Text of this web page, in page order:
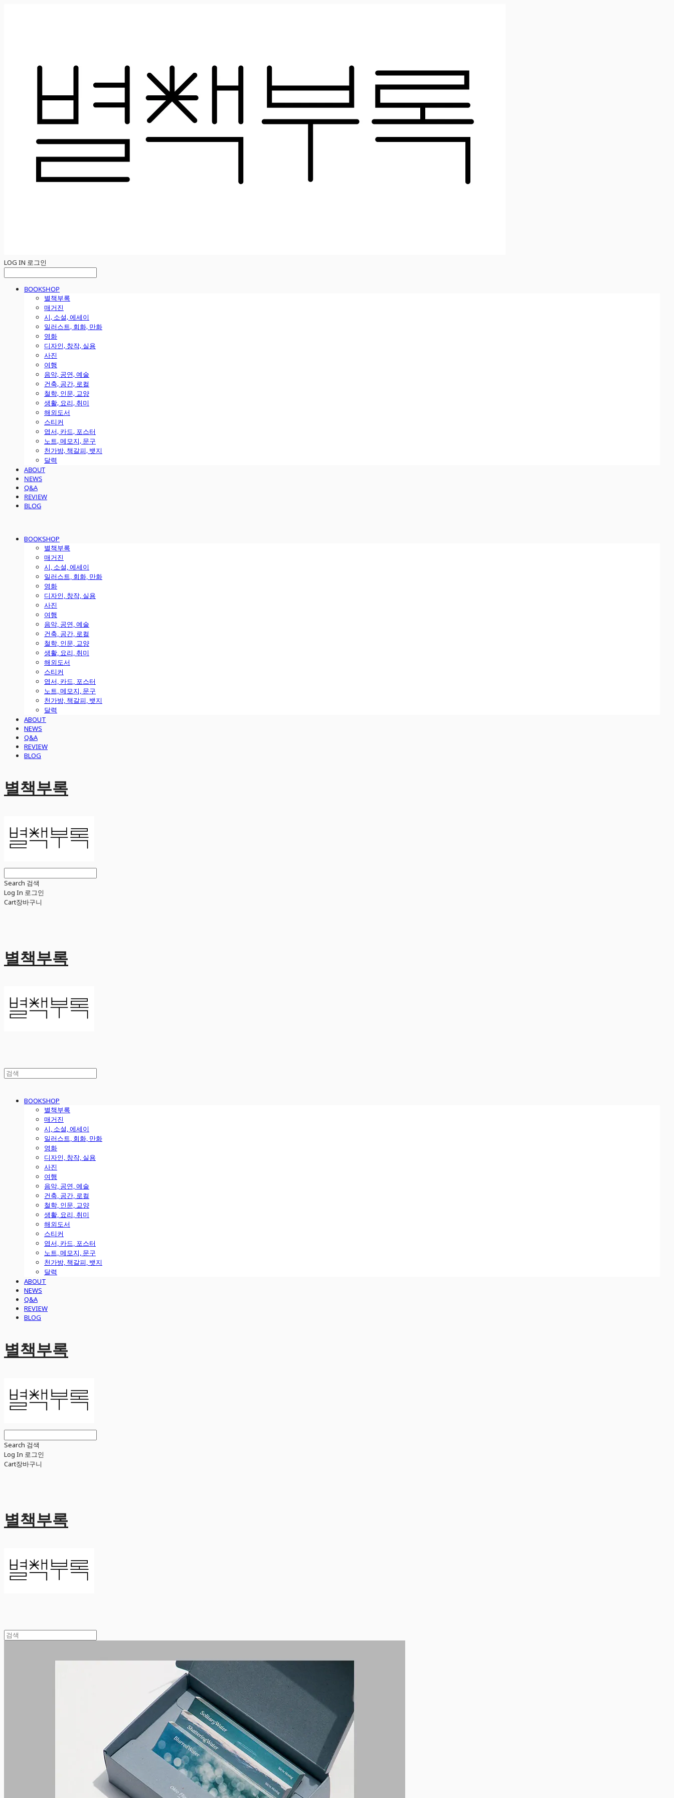
LOG IN 로그인
BOOKSHOP
별책부록
매거진
시, 소설, 에세이
일러스트, 회화, 만화
영화
디자인, 창작, 실용
사진
여행
음악, 공연, 예술
건축, 공간, 로컬
철학, 인문, 교양
생활, 요리, 취미
해외도서
스티커
엽서, 카드, 포스터
노트, 메모지, 문구
천가방, 책갈피, 뱃지
달력
ABOUT
NEWS
Q&A
REVIEW
BLOG
BOOKSHOP
별책부록
매거진
시, 소설, 에세이
일러스트, 회화, 만화
영화
디자인, 창작, 실용
사진
여행
음악, 공연, 예술
건축, 공간, 로컬
철학, 인문, 교양
생활, 요리, 취미
해외도서
스티커
엽서, 카드, 포스터
노트, 메모지, 문구
천가방, 책갈피, 뱃지
달력
ABOUT
NEWS
Q&A
REVIEW
BLOG
별책부록
Search 검색
Log In 로그인
Cart장바구니
별책부록
BOOKSHOP
별책부록
매거진
시, 소설, 에세이
일러스트, 회화, 만화
영화
디자인, 창작, 실용
사진
여행
음악, 공연, 예술
건축, 공간, 로컬
철학, 인문, 교양
생활, 요리, 취미
해외도서
스티커
엽서, 카드, 포스터
노트, 메모지, 문구
천가방, 책갈피, 뱃지
달력
ABOUT
NEWS
Q&A
REVIEW
BLOG
별책부록
Search 검색
Log In 로그인
Cart장바구니
별책부록